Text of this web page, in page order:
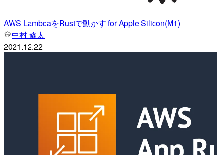
AWS LambdaをRustで動かす for Apple Silicon(M1)
中村 修太
2021.12.22